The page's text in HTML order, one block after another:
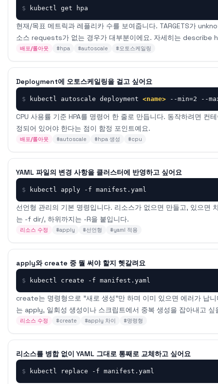
$ kubectl get hpa
현재/목표 메트릭과 레플리카 수를 보여줍니다. TARGETS가
소스 requests가 없는 경우가 대부분이에요. 자세히는 describe
배포/롤아웃 #hpa #autoscale #오토스케일링
Deployment에 오토스케일링을 걸고 싶어요
$ kubectl autoscale deployment <name> --min=2 --
CPU 사용률 기준 HPA를 명령어 한 줄로 만듭니다. 동작하려면
정되어 있어야 한다는 점이 함정 포인트예요.
배포/롤아웃 #autoscale #hpa 생성 #cpu
YAML 파일의 변경 사항을 클러스터에 반영하고 싶어요
$ kubectl apply -f manifest.yaml
선언형 관리의 기본 명령입니다. 리소스가 없으면 만들고, 있으면
는 -f dir/, 하위까지는 -R을 붙입니다.
리소스 수정 #apply #선언형 #yaml 적용
apply와 create 중 뭘 써야 할지 헷갈려요
$ kubectl create -f manifest.yaml
create는 명령형으로 "새로 생성"만 하며 이미 있으면 에러가 납
는 apply, 일회성 생성이나 스크립트에서 중복 생성을 잡아내고
리소스 수정 #create #apply 차이 #명령형
리소스를 병합 없이 YAML 그대로 통째로 교체하고 싶어요
$ kubectl replace -f manifest.yaml